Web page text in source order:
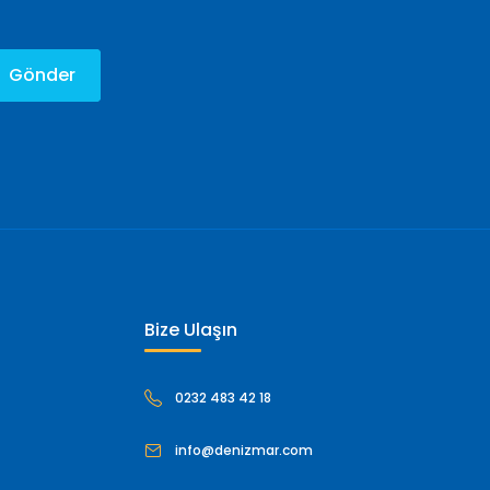
Gönder
Bize Ulaşın
0232 483 42 18
info@denizmar.com